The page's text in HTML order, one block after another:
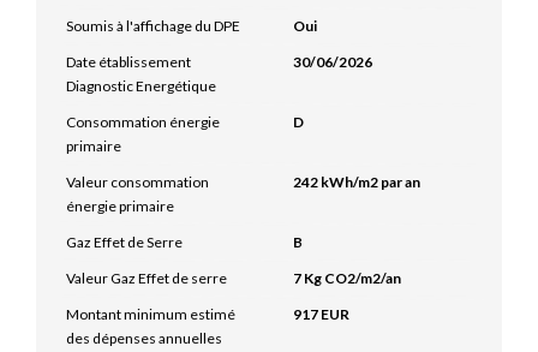
Soumis à l'affichage du DPE
Oui
Date établissement
Diagnostic Energétique
30/06/2026
Consommation énergie
primaire
D
Valeur consommation
énergie primaire
242 kWh/m2 par an
Gaz Effet de Serre
B
Valeur Gaz Effet de serre
7 Kg CO2/m2/an
Montant minimum estimé
des dépenses annuelles
917 EUR